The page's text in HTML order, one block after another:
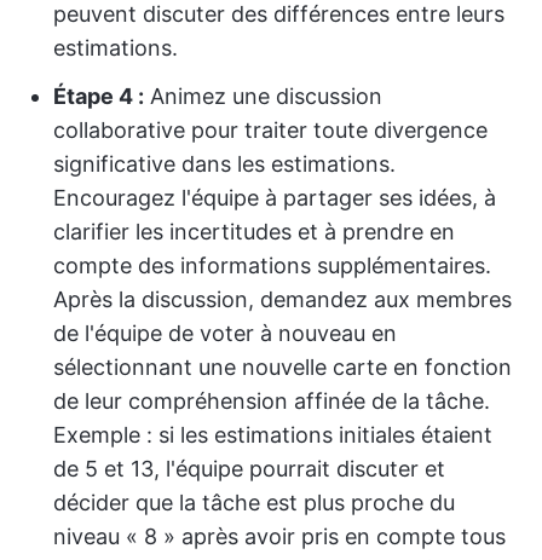
peuvent discuter des différences entre leurs
estimations.
Étape 4 : Animez une discussion
collaborative pour traiter toute divergence
significative dans les estimations.
Encouragez l'équipe à partager ses idées, à
clarifier les incertitudes et à prendre en
compte des informations supplémentaires.
Après la discussion, demandez aux membres
de l'équipe de voter à nouveau en
sélectionnant une nouvelle carte en fonction
de leur compréhension affinée de la tâche.
Exemple : si les estimations initiales étaient
de 5 et 13, l'équipe pourrait discuter et
décider que la tâche est plus proche du
niveau « 8 » après avoir pris en compte tous